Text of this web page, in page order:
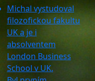
Michal vystudoval
filozofickou fakultu
UK a je i
absolventem
London Business
School v UK.